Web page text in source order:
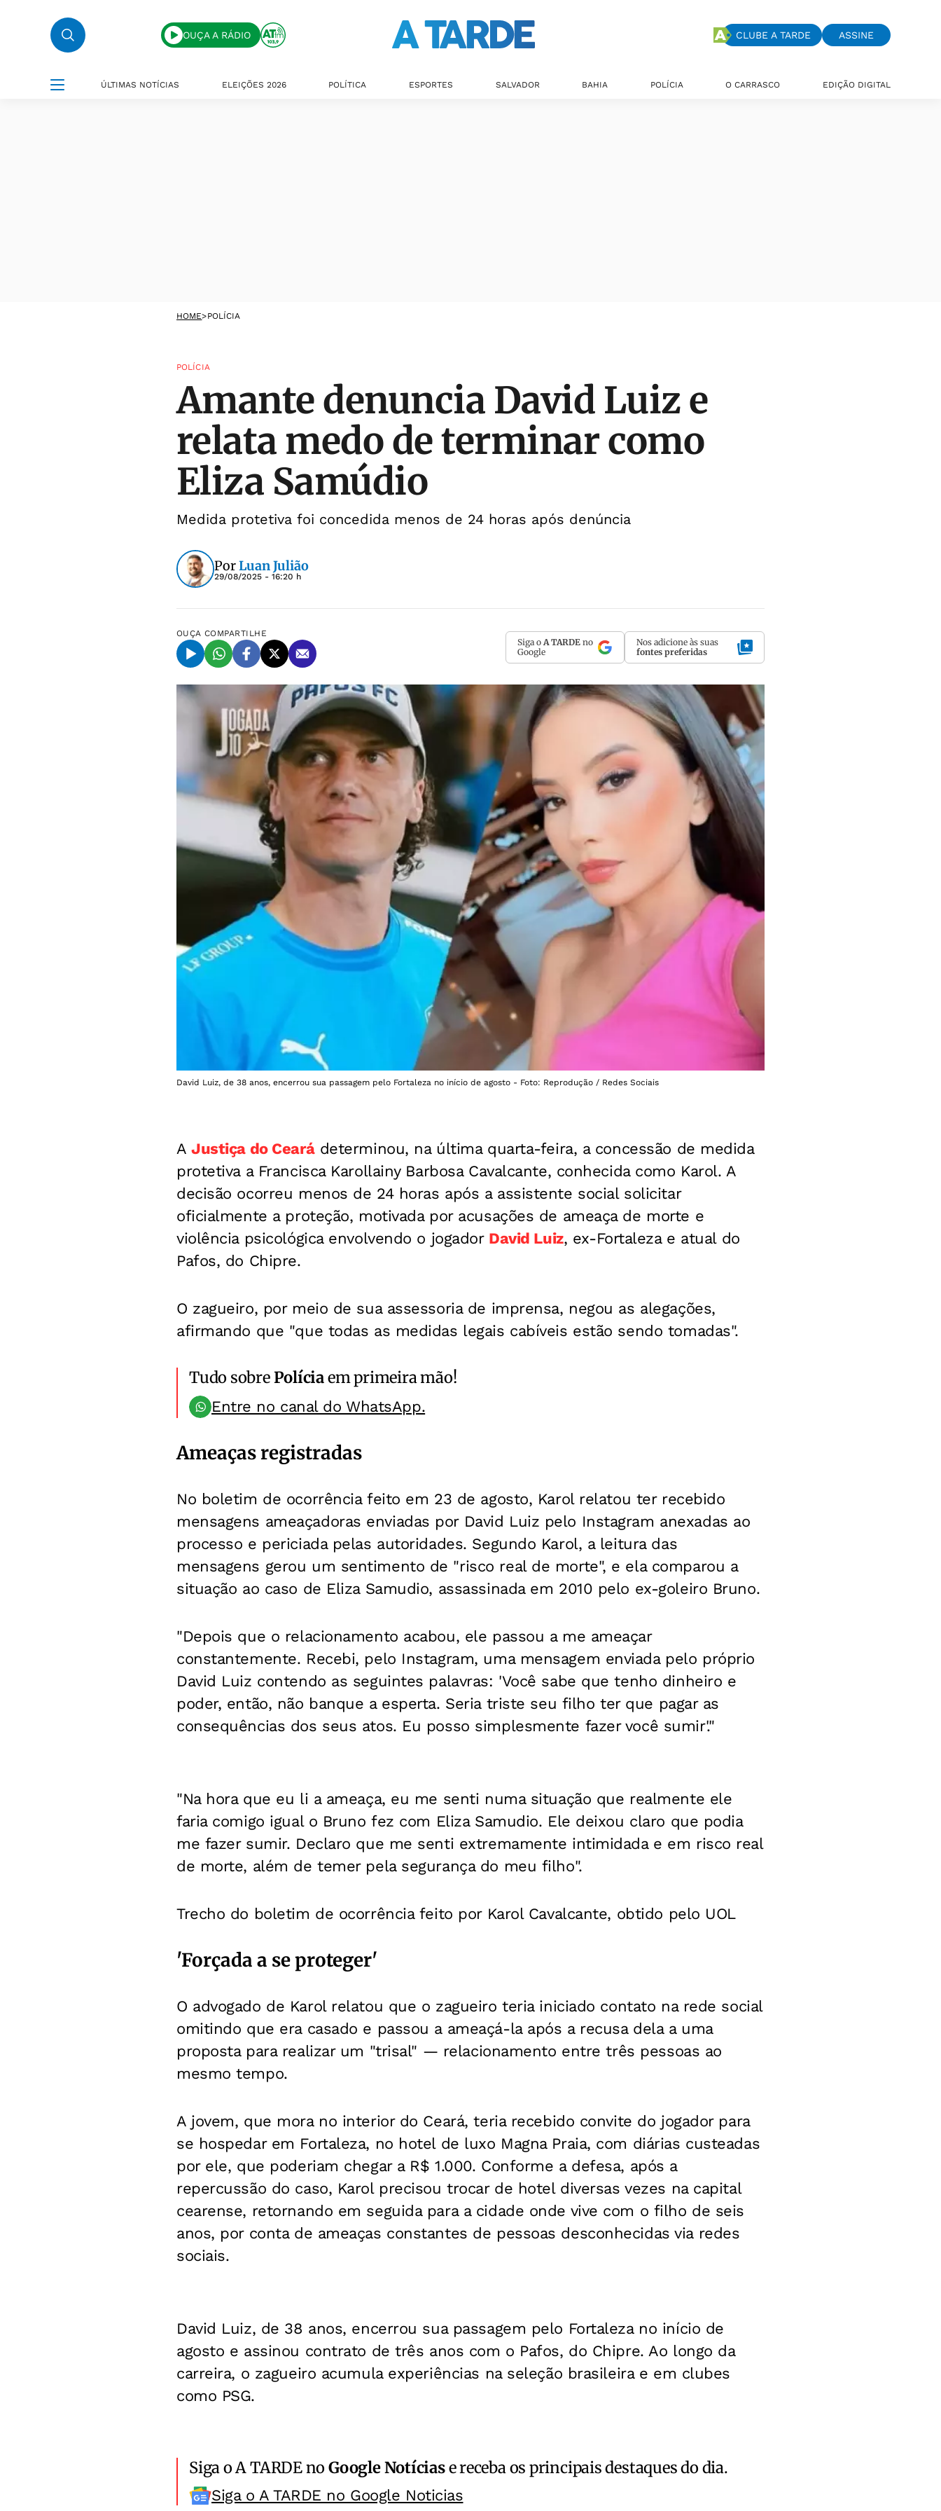
OUÇA A RÁDIO CLUBE A TARDE ASSINE
ÚLTIMAS NOTÍCIAS ELEIÇÕES 2026 POLÍTICA ESPORTES SALVADOR BAHIA POLÍCIA O CARRASCO EDIÇÃO DIGITAL
HOME>POLÍCIA
POLÍCIA
Amante denuncia David Luiz e
relata medo de terminar como
Eliza Samúdio
Medida protetiva foi concedida menos de 24 horas após denúncia
PorLuan Julião
29/08/2025 - 16:20 h
OUÇA COMPARTILHE
Siga o A TARDE no
Google
Nos adicione às suas
fontes preferidas
David Luiz, de 38 anos, encerrou sua passagem pelo Fortaleza no início de agosto - Foto: Reprodução / Redes Sociais
AJustiça do Cearádeterminou, na última quarta-feira, a concessão de medida
protetiva a Francisca Karollainy Barbosa Cavalcante, conhecida como Karol. A
decisão ocorreu menos de 24 horas após a assistente social solicitar
oficialmente a proteção, motivada por acusações de ameaça de morte e
violência psicológica envolvendo o jogador David Luiz, ex-Fortaleza e atual do
Pafos, do Chipre.
O zagueiro, por meio de sua assessoria de imprensa, negou as alegações,
afirmando que "que todas as medidas legais cabíveis estão sendo tomadas".
Tudo sobrePolíciaem primeira mão!
Entre no canal do WhatsApp.
Ameaças registradas
No boletim de ocorrência feito em 23 de agosto, Karol relatou ter recebido
mensagens ameaçadoras enviadas por David Luiz pelo Instagram anexadas ao
processo e periciada pelas autoridades. Segundo Karol, a leitura das
mensagens gerou um sentimento de "risco real de morte", e ela comparou a
situação ao caso de Eliza Samudio, assassinada em 2010 pelo ex-goleiro Bruno.
"Depois que o relacionamento acabou, ele passou a me ameaçar
constantemente. Recebi, pelo Instagram, uma mensagem enviada pelo próprio
David Luiz contendo as seguintes palavras: 'Você sabe que tenho dinheiro e
poder, então, não banque a esperta. Seria triste seu filho ter que pagar as
consequências dos seus atos. Eu posso simplesmente fazer você sumir'."
"Na hora que eu li a ameaça, eu me senti numa situação que realmente ele
faria comigo igual o Bruno fez com Eliza Samudio. Ele deixou claro que podia
me fazer sumir. Declaro que me senti extremamente intimidada e em risco real
de morte, além de temer pela segurança do meu filho".
Trecho do boletim de ocorrência feito por Karol Cavalcante, obtido pelo UOL
'Forçada a se proteger'
O advogado de Karol relatou que o zagueiro teria iniciado contato na rede social
omitindo que era casado e passou a ameaçá-la após a recusa dela a uma
proposta para realizar um "trisal" — relacionamento entre três pessoas ao
mesmo tempo.
A jovem, que mora no interior do Ceará, teria recebido convite do jogador para
se hospedar em Fortaleza, no hotel de luxo Magna Praia, com diárias custeadas
por ele, que poderiam chegar a R$ 1.000. Conforme a defesa, após a
repercussão do caso, Karol precisou trocar de hotel diversas vezes na capital
cearense, retornando em seguida para a cidade onde vive com o filho de seis
anos, por conta de ameaças constantes de pessoas desconhecidas via redes
sociais.
David Luiz, de 38 anos, encerrou sua passagem pelo Fortaleza no início de
agosto e assinou contrato de três anos com o Pafos, do Chipre. Ao longo da
carreira, o zagueiro acumula experiências na seleção brasileira e em clubes
como PSG.
Siga o A TARDE noGoogle Notíciase receba os principais destaques do dia.
Siga o A TARDE no Google Noticias